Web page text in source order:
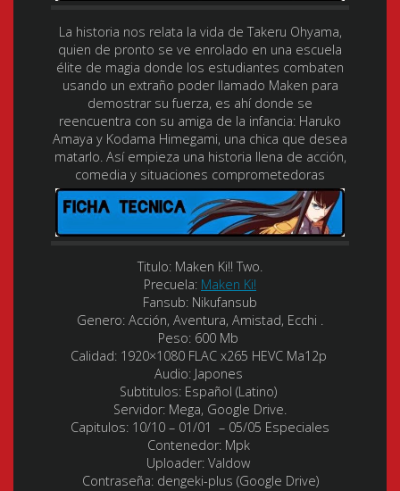
La historia nos relata la vida de Takeru Ohyama,
quien de pronto se ve enrolado en una escuela
élite de magia donde los estudiantes combaten
usando un extraño poder llamado Maken para
demostrar su fuerza, es ahí donde se
reencuentra con su amiga de la infancia: Haruko
Amaya y Kodama Himegami, una chica que desea
matarlo. Así empieza una historia llena de acción,
comedia y situaciones comprometedoras
Titulo: Maken Ki!! Two.
Precuela: Maken Ki!
Fansub: Nikufansub
Genero: Acción, Aventura, Amistad, Ecchi .
Peso: 600 Mb
Calidad: 1920×1080 FLAC x265 HEVC Ma12p
Audio: Japones
Subtitulos: Español (Latino)
Servidor: Mega, Google Drive.
Capitulos: 10/10 – 01/01 – 05/05 Especiales
Contenedor: Mpk
Uploader: Valdow
Contraseña: dengeki-plus (Google Drive)